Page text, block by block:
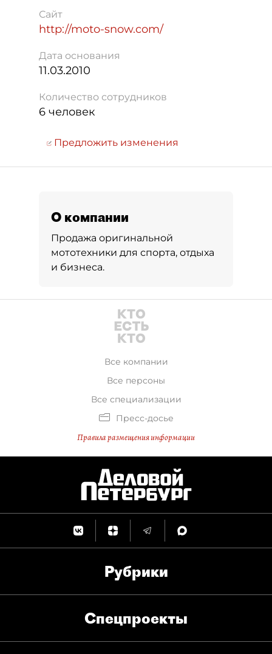
Сайт
http://moto-snow.com/
Дата основания
11.03.2010
Количество сотрудников
6 человек
Предложить изменения
О компании
Продажа оригинальной
мототехники для спорта, отдыха
и бизнеса.
Все компании
Все персоны
Все специализации
Пресс-досье
Правила размещения информации
Рубрики
Спец­проекты